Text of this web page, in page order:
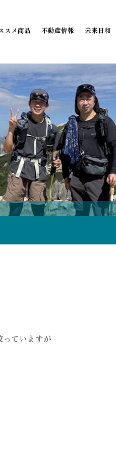
スメ商品 不動産情報 未来日和
ていますが